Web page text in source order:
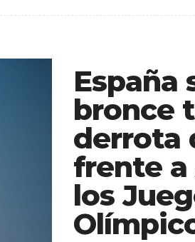
España
bronce
derrota
frente a
los